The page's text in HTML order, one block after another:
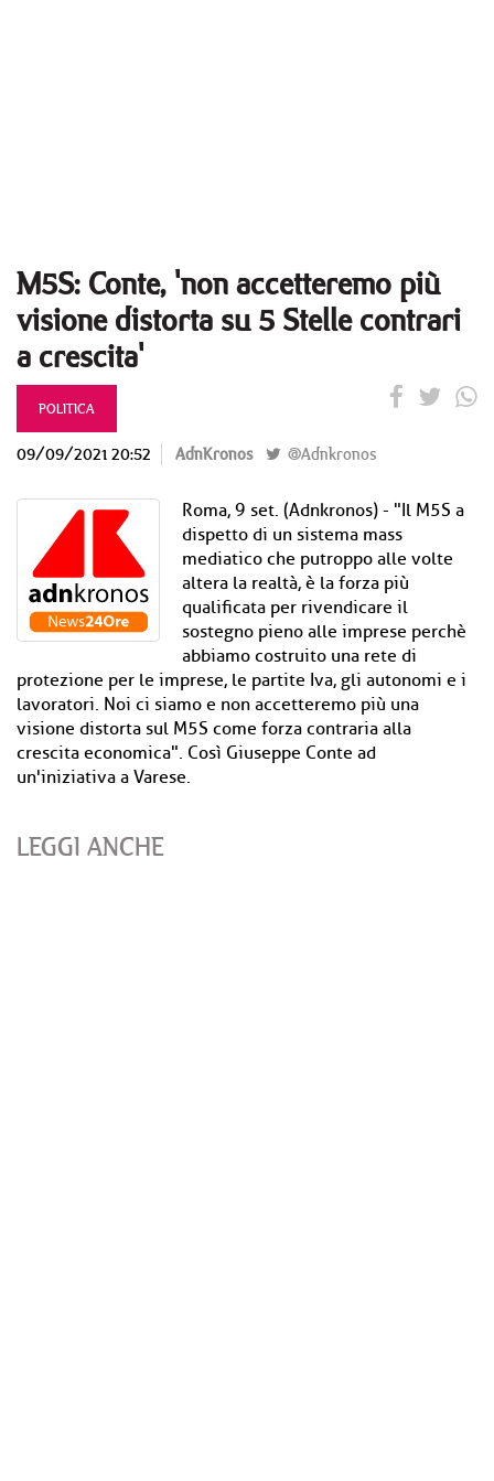
M5S: Conte, 'non accetteremo più
visione distorta su 5 Stelle contrari
a crescita'
POLITICA
09/09/2021 20:52 AdnKronos @Adnkronos
Roma, 9 set. (Adnkronos) - "Il M5S a
dispetto di un sistema mass
mediatico che putroppo alle volte
altera la realtà, è la forza più
qualificata per rivendicare il
sostegno pieno alle imprese perchè
abbiamo costruito una rete di
protezione per le imprese, le partite Iva, gli autonomi e i
lavoratori. Noi ci siamo e non accetteremo più una
visione distorta sul M5S come forza contraria alla
crescita economica". Così Giuseppe Conte ad
un'iniziativa a Varese.
LEGGI ANCHE